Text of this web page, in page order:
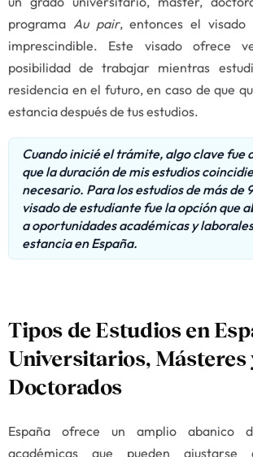
programa Au pair, entonces el visado
imprescindible. Este visado ofrece
posibilidad de trabajar mientras
residencia en el futuro, en caso de que
estancia después de tus estudios.
Cuando inicié el trámite, algo clave fue
que la duración de mis estudios
necesario. Para los estudios de más de
visado de estudiante fue la opción que
a oportunidades académicas y
estancia en España.
Tipos de Estudios en
Universitarios, Másteres
Doctorados
España ofrece un amplio abanico
académicas que pueden